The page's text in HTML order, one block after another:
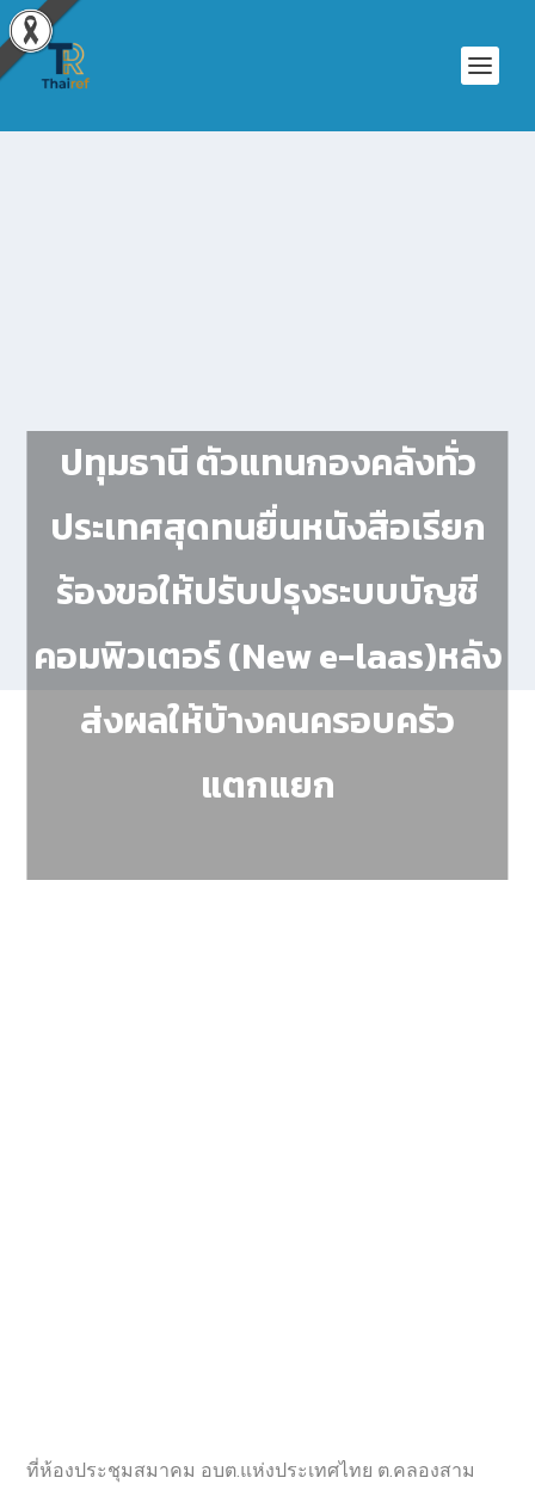
ปทุมธานี ตัวแทนกองคลังทั่ว
ประเทศสุดทนยื่นหนังสือเรียก
ร้องขอให้ปรับปรุงระบบบัญชี
คอมพิวเตอร์ (New e-laas)หลัง
ส่งผลให้บ้างคนครอบครัว
แตกแยก
ที่ห้องประชุมสมาคม อบต.แห่งประเทศไทย ต.คลองสาม